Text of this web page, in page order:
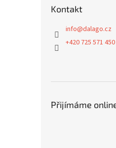
Kontakt
info@dalago.cz
+420 725 571 450
Přijímáme